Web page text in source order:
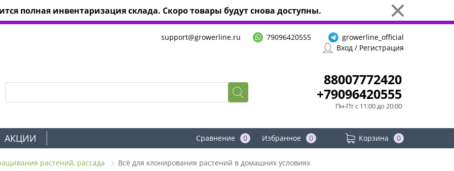
полная инвентаризация склада. Скоро товары будут снова доступны.
support@growerline.ru 79096420555
growerline_official
Вход / Регистрация
88007772420
+79096420555
Пн-Пт с 11:00 до 20:00
АКЦИИ Корзина 0
Избранное 0
Сравнение 0
растений, рассада Всё для клонирования растений в домашних условиях